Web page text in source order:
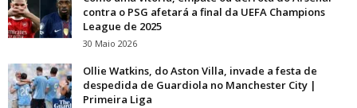
contra o PSG afetará a final da UEFA Champions
League de 2025
30 Maio 2026
Ollie Watkins, do Aston Villa, invade a festa de
despedida de Guardiola no Manchester City |
Primeira Liga